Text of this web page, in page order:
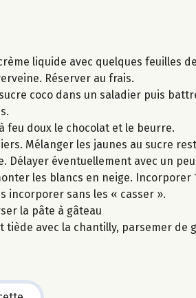
liquide avec quelques feuilles
Réserver au frais.
coco dans un saladier puis
feu doux le chocolat et le beurre.
Mélanger les jaunes au sucre
Délayer éventuellement avec un
les blancs en neige.
incorporer sans les « casser ».
la pâte à gâteau
avec la chantilly, parsemer de